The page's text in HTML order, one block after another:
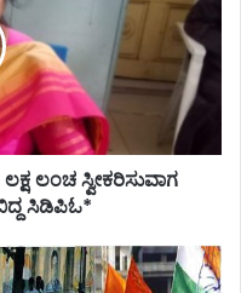
ಲಂಚ ಸ್ವೀಕರಿಸುವಾಗ
ಸಿಡಿಪಿಓ*